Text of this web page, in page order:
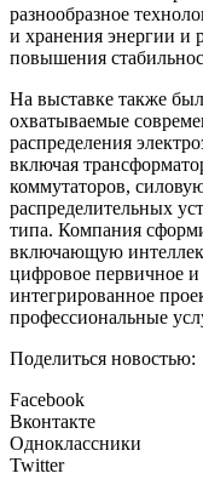
разнообразное
и хранения энергии и
повышения
На выставке также
охватываемые
распределения
включая
коммутаторов,
распределительных
типа. Компания
включающую
цифровое первичное и
интегрированное
профессиональные
Поделиться новостью:
Facebook
Вконтакте
Одноклассники
Twitter